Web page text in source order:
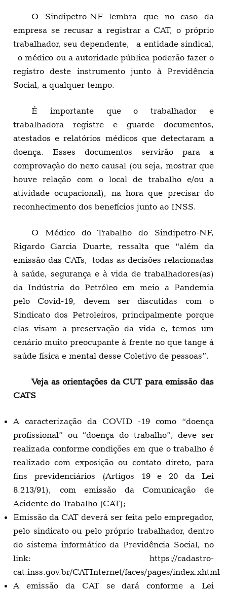
O Sindipetro-NF lembra que no caso da
empresa se recusar a registrar a CAT, o próprio
trabalhador, seu dependente, a entidade sindical,
o médico ou a autoridade pública poderão fazer o
registro deste instrumento junto à Previdência
Social, a qualquer tempo.
É importante que o trabalhador e
trabalhadora registre e guarde documentos,
atestados e relatórios médicos que detectaram a
doença. Esses documentos servirão para a
comprovação do nexo causal (ou seja, mostrar que
houve relação com o local de trabalho e/ou a
atividade ocupacional), na hora que precisar do
reconhecimento dos benefícios junto ao INSS.
O Médico do Trabalho do Sindipetro-NF,
Rigardo Garcia Duarte, ressalta que “além da
emissão das CATs, todas as decisões relacionadas
à saúde, segurança e à vida de trabalhadores(as)
da Indústria do Petróleo em meio a Pandemia
pelo Covid-19, devem ser discutidas com o
Sindicato dos Petroleiros, principalmente porque
elas visam a preservação da vida e, temos um
cenário muito preocupante à frente no que tange à
saúde física e mental desse Coletivo de pessoas”.
Veja as orientações da CUT para emissão das
CATS
A caracterização da COVID -19 como “doença
profissional” ou “doença do trabalho”, deve ser
realizada conforme condições em que o trabalho é
realizado com exposição ou contato direto, para
fins previdenciários (Artigos 19 e 20 da Lei
8.213/91), com emissão da Comunicação de
Acidente do Trabalho (CAT);
Emissão da CAT deverá ser feita pelo empregador,
pelo sindicato ou pelo próprio trabalhador, dentro
do sistema informático da Previdência Social, no
link: https://cadastro-
cat.inss.gov.br/CATInternet/faces/pages/index.xhtml
A emissão da CAT se dará conforme a Lei